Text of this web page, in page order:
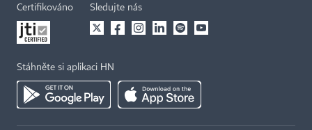
Certifikováno Sledujte nás
Stáhněte si aplikaci HN